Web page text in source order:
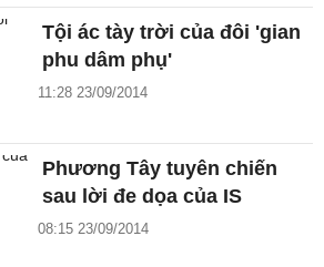
Tội ác tày trời của đôi 'gian
phu dâm phụ'
11:28 23/09/2014
Phương Tây tuyên chiến
sau lời đe dọa của IS
08:15 23/09/2014